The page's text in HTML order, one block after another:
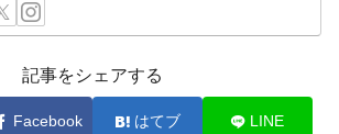
記事をシェアする
Facebook はてブ LINE